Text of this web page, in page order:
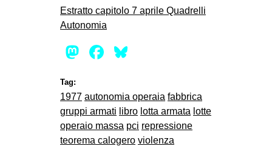
Estratto capitolo 7 aprile Quadrelli
Autonomia
Mastodon
Facebook
Tag:
1977 autonomia operaia fabbrica
gruppi armati libro lotta armata lotte
operaio massa pci repressione
teorema calogero violenza